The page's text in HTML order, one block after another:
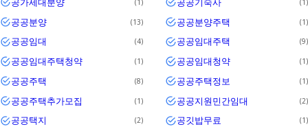
공공분양 13 공공분양주택 1
공공임대 4 공공임대주택 9
공공임대주택청약 1 공공임대청약 1
공공주택 8 공공주택정보 1
공공주택추가모집 1 공공지원민간임대 2
공공택지 2 공깃밥무료 1